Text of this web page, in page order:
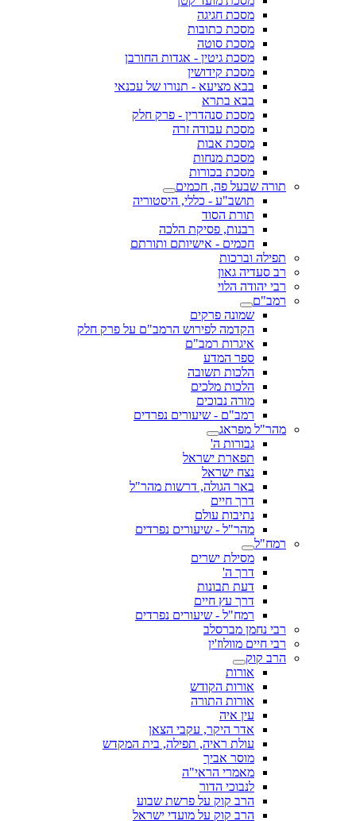
מסכת חגיגה
מסכת כתובות
מסכת סוטה
מסכת גיטין - אגדות החורבן
מסכת קידושין
בבא מציעא - תנורו של עכנאי
בבא בתרא
מסכת סנהדרין - פרק חלק
מסכת עבודה זרה
מסכת אבות
מסכת מנחות
מסכת בכורות
תורה שבעל פה, חכמים
תושב"ע - כללי, היסטוריה
תורת הסוד
רבנות, פסיקת הלכה
חכמים - אישיותם ותורתם
תפילה וברכות
רב סעדיה גאון
רבי יהודה הלוי
רמב"ם
שמונה פרקים
הקדמה לפירוש הרמב"ם על פרק חלק
איגרות רמב"ם
ספר המדע
הלכות תשובה
הלכות מלכים
מורה נבוכים
רמב"ם - שיעורים נפרדים
מהר"ל מפראג
גבורות ה'
תפארת ישראל
נצח ישראל
באר הגולה, דרשות מהר"ל
דרך חיים
נתיבות עולם
מהר"ל - שיעורים נפרדים
רמח"ל
מסילת ישרים
דרך ה'
דעת תבונות
דרך עץ חיים
רמח"ל - שיעורים נפרדים
רבי נחמן מברסלב
רבי חיים מוולוז'ין
הרב קוק
אורות
אורות הקודש
אורות התורה
עין איה
אדר היקר, עקבי הצאן
עולת ראיה, תפילה, בית המקדש
מוסר אביך
מאמרי הראי"ה
לנבוכי הדור
הרב קוק על פרשת שבוע
הרב קוק על מועדי ישראל